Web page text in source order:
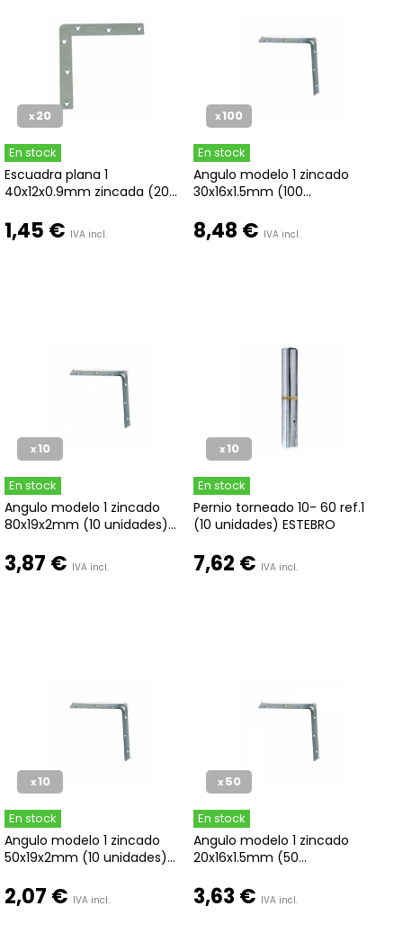
x20
En stock
Escuadra plana 1
40x12x0.9mm zincada (20...
1,45 € IVA incl.
x100
En stock
Angulo modelo 1 zincado
30x16x1.5mm (100...
8,48 € IVA incl.
x10
En stock
Angulo modelo 1 zincado
80x19x2mm (10 unidades)...
3,87 € IVA incl.
x10
En stock
Pernio torneado 10- 60 ref.1
(10 unidades) ESTEBRO
7,62 € IVA incl.
x10
En stock
Angulo modelo 1 zincado
50x19x2mm (10 unidades)...
2,07 € IVA incl.
x 50
En stock
Angulo modelo 1 zincado
20x16x1.5mm (50...
3,63 € IVA incl.